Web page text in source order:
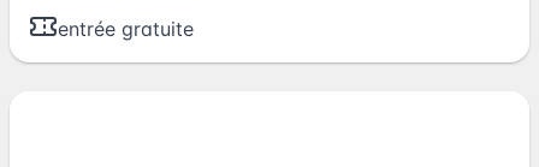
entrée gratuite